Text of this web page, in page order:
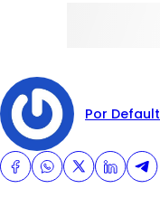
Por Default